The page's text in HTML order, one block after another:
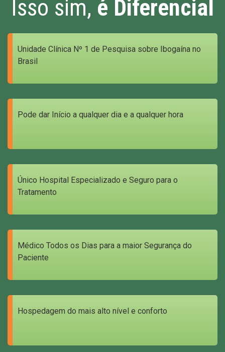
Isso sim, é Diferencial
Unidade Clínica Nº 1 de Pesquisa sobre Ibogaína no
Brasil
Pode dar Início a qualquer dia e a qualquer hora
Único Hospital Especializado e Seguro para o
Tratamento
Médico Todos os Dias para a maior Segurança do
Paciente
Hospedagem do mais alto nível e conforto